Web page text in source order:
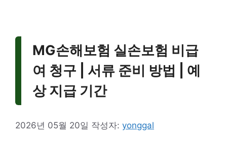
MG손해보험 실손보험 비급
여 청구 | 서류 준비 방법 | 예
상 지급 기간
2026년 05월 20일 작성자: yonggal